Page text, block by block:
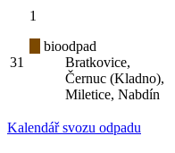
31
1
bioodpad
Bratkovice,
Černuc (Kladno),
Miletice, Nabdín
Kalendář svozu odpadu